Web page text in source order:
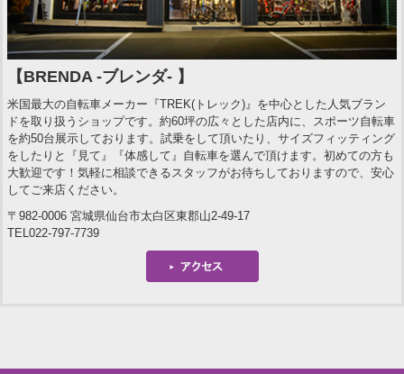
【BRENDA -ブレンダ- 】
米国最大の自転車メーカー『TREK(トレック)』を中心とした人気ブラン
ドを取り扱うショップです。約60坪の広々とした店内に、スポーツ自転車
を約50台展示しております。試乗をして頂いたり、サイズフィッティング
をしたりと『見て』『体感して』自転車を選んで頂けます。初めての方も
大歓迎です！気軽に相談できるスタッフがお待ちしておりますので、安心
してご来店ください。
〒982-0006 宮城県仙台市太白区東郡山2-49-17
TEL022-797-7739